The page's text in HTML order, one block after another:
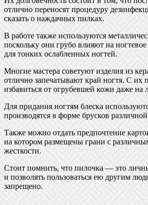
отлично переносят процедуру
сказать о наждачных пилках.
В работе также используются
поскольку они грубо влияют на
для тонких ослабленных ногтей.
Многие мастера советуют изделия из
отлично запечатывают край ногтя. С
избавиться от огрубевшей кожи даже на
Для придания ногтям блеска
производятся в форме брусков
Также можно отдать предпочтение
на котором размещены грани с
жесткости.
Стоит помнить, что пилочка — это
и позволять пользоваться ею другим
запрещено.